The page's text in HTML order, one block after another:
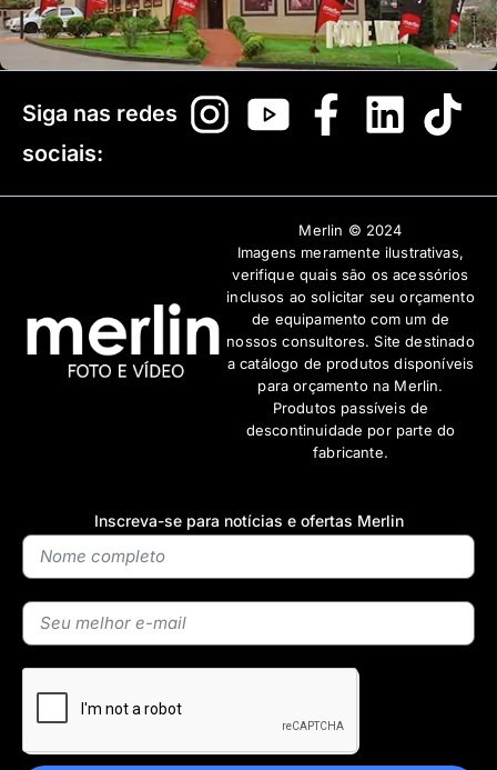
Inscreva-se para notícias e ofertas Merlin
Siga nas redes
sociais:
Merlin © 2024
Imagens meramente ilustrativas,
verifique quais são os acessórios
inclusos ao solicitar seu orçamento
de equipamento com um de
nossos consultores. Site destinado
a catálogo de produtos disponíveis
para orçamento na Merlin.
Produtos passíveis de
descontinuidade por parte do
fabricante.